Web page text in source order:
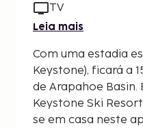
TV
Leia mais
Com uma estadia
Keystone), ficará a
de Arapahoe Basin. Este aparthotel de golfe está a 6,8 km (4,2 mi) de
Keystone Ski
se em casa neste